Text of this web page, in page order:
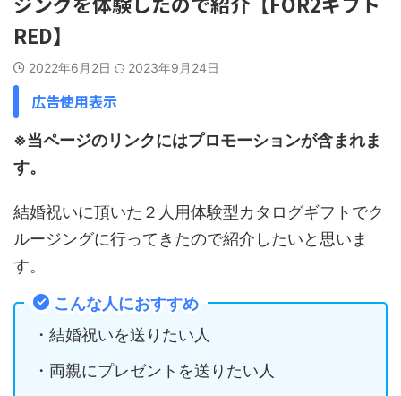
RED】
2022年6月2日 2023年9月24日
広告使用表示
※当ページのリンクにはプロモーションが含まれま
す。
結婚祝いに頂いた２人用体験型カタログギフトでク
ルージングに行ってきたので紹介したいと思いま
す。
こんな人におすすめ
・結婚祝いを送りたい人
・両親にプレゼントを送りたい人